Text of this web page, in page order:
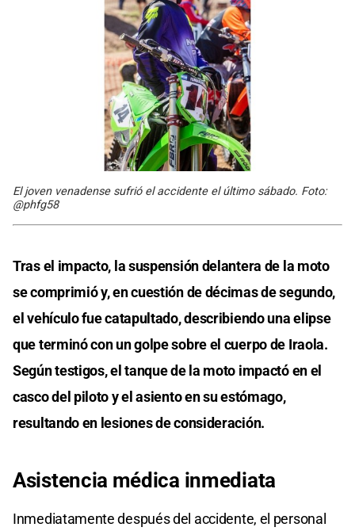
El joven venadense sufrió el accidente el último sábado. Foto:
@phfg58
Tras el impacto, la suspensión delantera de la moto
se comprimió y, en cuestión de décimas de segundo,
el vehículo fue catapultado, describiendo una elipse
que terminó con un golpe sobre el cuerpo de Iraola.
Según testigos, el tanque de la moto impactó en el
casco del piloto y el asiento en su estómago,
resultando en lesiones de consideración. ​
Asistencia médica inmediata
Inmediatamente después del accidente, el personal